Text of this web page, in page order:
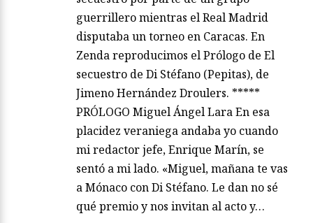
guerrillero mientras el Real Madrid
disputaba un torneo en Caracas. En
Zenda reproducimos el Prólogo de El
secuestro de Di Stéfano (Pepitas), de
Jimeno Hernández Droulers. *****
PRÓLOGO Miguel Ángel Lara En esa
placidez veraniega andaba yo cuando
mi redactor jefe, Enrique Marín, se
sentó a mi lado. «Miguel, mañana te vas
a Mónaco con Di Stéfano. Le dan no sé
qué premio y nos invitan al acto y…